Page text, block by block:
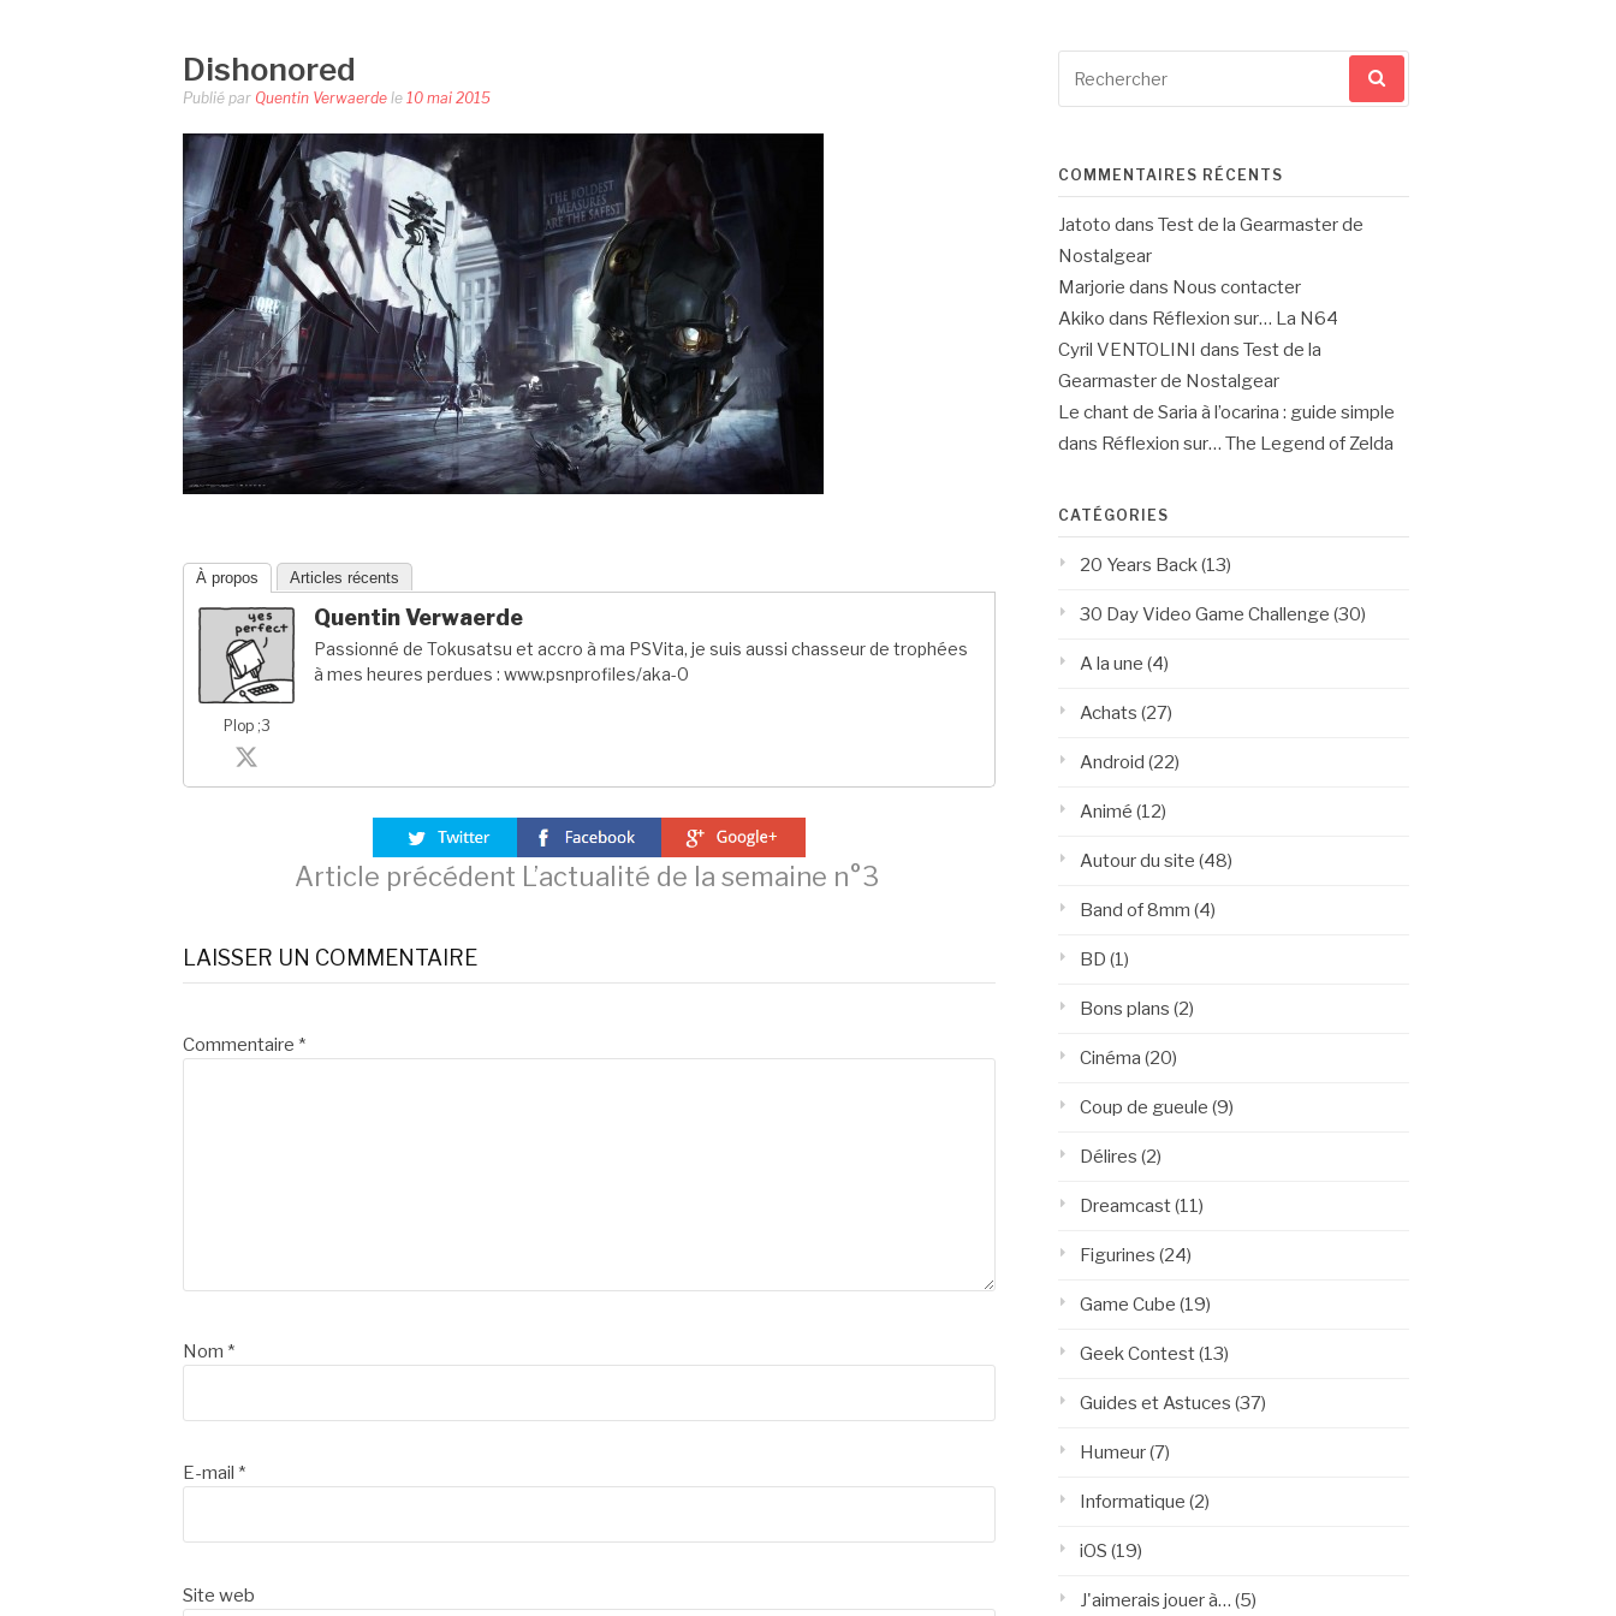
Dishonored
Publié par Quentin Verwaerde le 10 mai 2015
À propos Articles récents
Plop ;3
Quentin Verwaerde
Passionné de Tokusatsu et accro à ma PSVita, je suis aussi chasseur de trophées
à mes heures perdues : www.psnprofiles/aka-0
la
suite
Article précédent L’actualité de la semaine n°3
LAISSER UN COMMENTAIRE
Commentaire *
Nom *
E-mail *
Site web
pour
COMMENTAIRES RÉCENTS
Jatoto dans Test de la Gearmaster de
Nostalgear
Marjorie dans Nous contacter
Akiko dans Réflexion sur… La N64
Cyril VENTOLINI dans Test de la
Gearmaster de Nostalgear
Le chant de Saria à l’ocarina : guide simple
dans Réflexion sur… The Legend of Zelda
CATÉGORIES
20 Years Back (13)
30 Day Video Game Challenge (30)
A la une (4)
Achats (27)
Android (22)
Animé (12)
Autour du site (48)
Band of 8mm (4)
BD (1)
Bons plans (2)
Cinéma (20)
Coup de gueule (9)
Délires (2)
Dreamcast(11)
Figurines (24)
Game Cube (19)
Geek Contest(13)
Guides et Astuces (37)
Humeur(7)
Informatique (2)
iOS (19)
J'aimerais jouer à… (5)